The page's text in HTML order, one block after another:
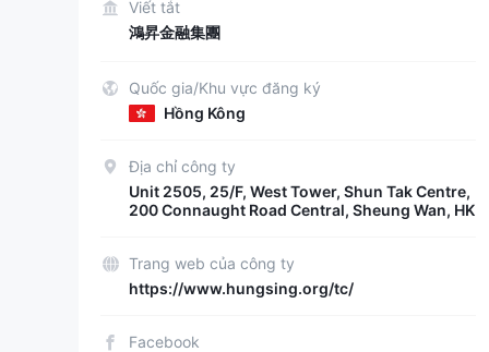
Viết tắt
鴻昇金融集團
Quốc gia/Khu vực đăng ký
Hồng Kông
Địa chỉ công ty
Unit 2505, 25/F, West Tower, Shun Tak Centre,
200 Connaught Road Central, Sheung Wan, HK
Trang web của công ty
https://www.hungsing.org/tc/
Facebook